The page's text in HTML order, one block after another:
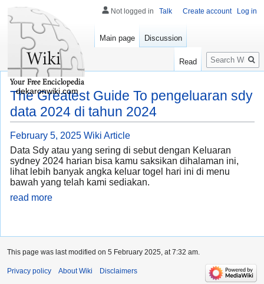
The Greatest Guide To pengeluaran sdy
data 2024 di tahun 2024
February 5, 2025 Wiki Article
Data Sdy atau yang sering di sebut dengan Keluaran
sydney 2024 harian bisa kamu saksikan dihalaman ini,
lihat lebih banyak angka keluar togel hari ini di menu
bawah yang telah kami sediakan.
read more
Not logged in Talk Create account Log in
Main page Discussion
Read
Search
dekaronwiki.com
This page was last modified on 5 February 2025, at 7:32 am.
Privacy policy About Wiki Disclaimers